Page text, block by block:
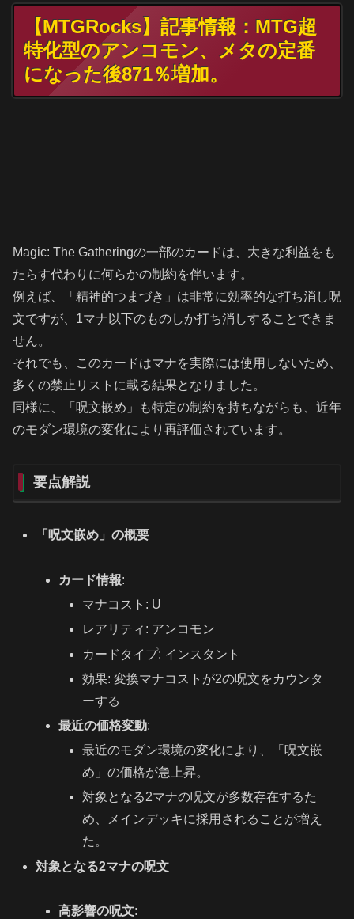
【MTGRocks】記事情報：MTG超
特化型のアンコモン、メタの定番
になった後871％増加。
Magic: The Gatheringの一部のカードは、大きな利益をも
たらす代わりに何らかの制約を伴います。
例えば、「精神的つまづき」は非常に効率的な打ち消し呪
文ですが、1マナ以下のものしか打ち消しすることできま
せん。
それでも、このカードはマナを実際には使用しないため、
多くの禁止リストに載る結果となりました。
同様に、「呪文嵌め」も特定の制約を持ちながらも、近年
のモダン環境の変化により再評価されています。
要点解説
「呪文嵌め」の概要
カード情報:
マナコスト: U
レアリティ: アンコモン
カードタイプ: インスタント
効果: 変換マナコストが2の呪文をカウンタ
ーする
最近の価格変動:
最近のモダン環境の変化により、「呪文嵌
め」の価格が急上昇。
対象となる2マナの呪文が多数存在するた
め、メインデッキに採用されることが増え
た。
対象となる2マナの呪文
高影響の呪文: